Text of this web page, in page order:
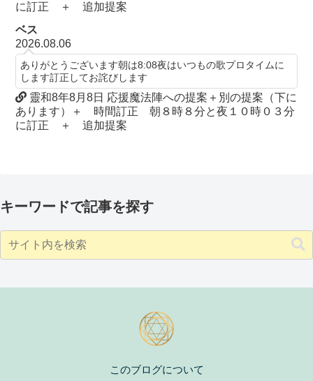
に訂正 ＋ 追加提案
ベス
2026.08.06
ありがとうございます朝は8:08夜はいつもの歌プロタイムに
します訂正してお詫びします
靈和8年8月8日 応援魔法陣への提案＋別の提案（下に
あります）＋ 時間訂正 朝８時８分と夜１０時０３分
に訂正 ＋ 追加提案
キーワードで記事を探す
このブログについて